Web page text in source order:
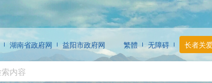
湖南省政府网 益阳市政府网 繁體 无障碍 长者关